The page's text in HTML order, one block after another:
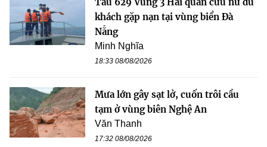
khách gặp nạn tại vùng biển Đà
Nẵng
Minh Nghĩa
18:33 08/08/2026
Mưa lớn gây sạt lở, cuốn trôi cầu
tạm ở vùng biên Nghệ An
Văn Thanh
17:32 08/08/2026